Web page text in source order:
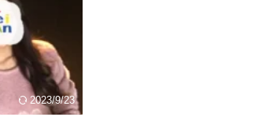
2023/9/23